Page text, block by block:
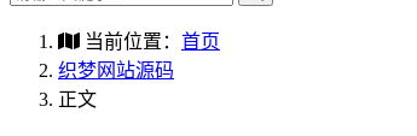
当前位置： 首页
织梦网站源码
正文